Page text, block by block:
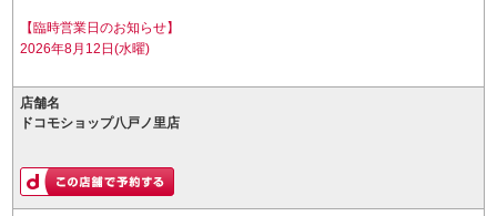
【臨時営業日のお知らせ】
2026年8月12日(水曜)
店舗名
ドコモショップ八戸ノ里店